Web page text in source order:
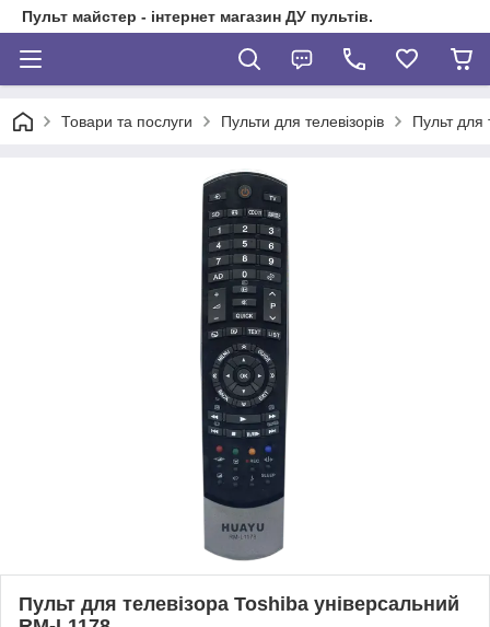
Пульт майстер - інтернет магазин ДУ пультів.
Товари та послуги Пульти для телевізорів Пульт для
Пульт для телевізора Toshiba універсальний